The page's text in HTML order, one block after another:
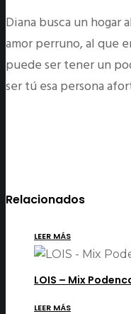
Diana busca un hogar
amor perruno, al que
puede ser tener un
ser tú esa persona
Relacionados
LEER MÁS
LOIS – Mix
LEER MÁS